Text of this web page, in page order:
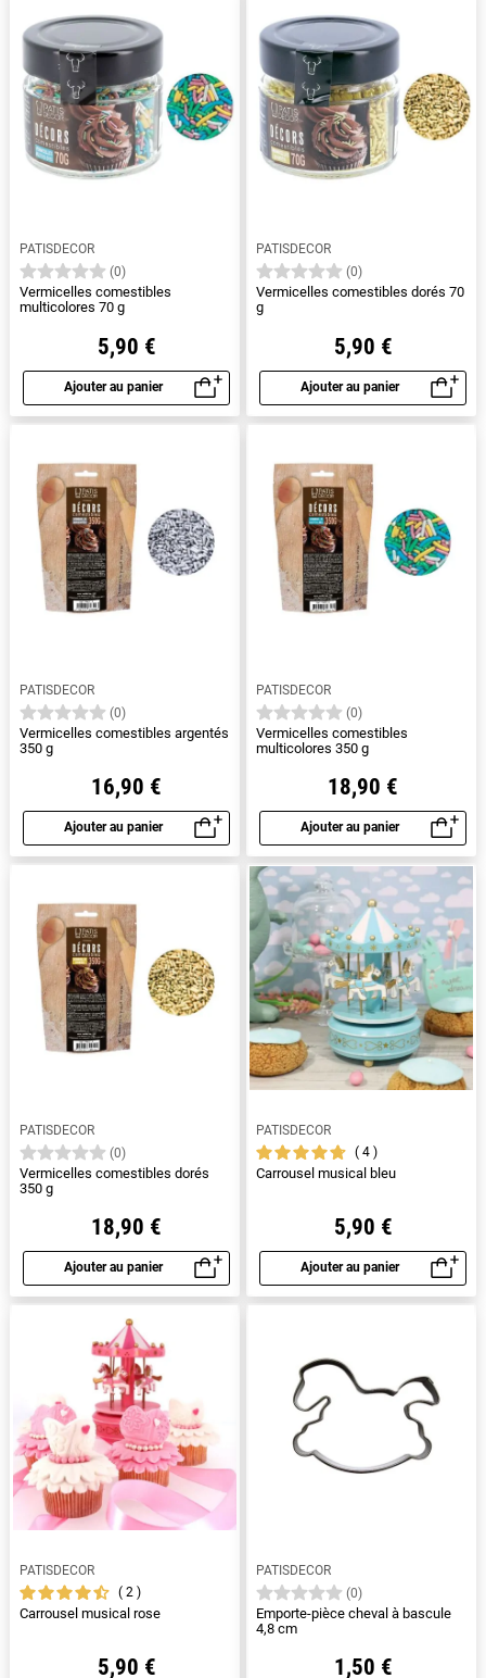
PATISDECOR
(0)
Vermicelles comestibles
multicolores 70 g
5,90 €
Ajouter au panier
Aperçu rapide
PATISDECOR
(0)
Vermicelles comestibles dorés 70
g
5,90 €
Ajouter au panier
Aperçu rapide
PATISDECOR
(0)
Vermicelles comestibles argentés
350 g
16,90 €
Ajouter au panier
Aperçu rapide
PATISDECOR
(0)
Vermicelles comestibles
multicolores 350 g
18,90 €
Ajouter au panier
Aperçu rapide
PATISDECOR
(0)
Vermicelles comestibles dorés
350 g
18,90 €
Ajouter au panier
Aperçu rapide
PATISDECOR
4
Carrousel musical bleu
5,90 €
Ajouter au panier
Aperçu rapide
PATISDECOR
2
Carrousel musical rose
5,90 €
PATISDECOR
(0)
Emporte-pièce cheval à bascule
4,8 cm
1,50 €